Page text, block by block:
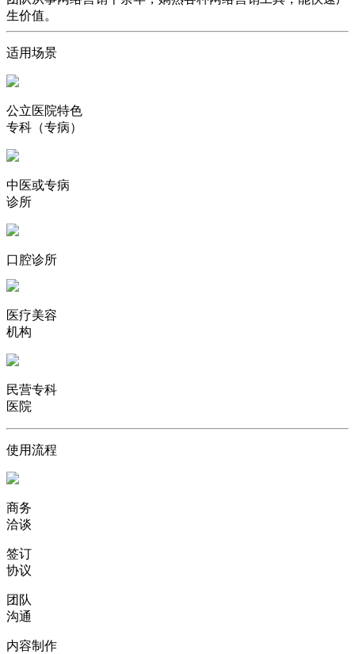
生价值。
适用场景
公立医院特色
专科（专病）
中医或专病
诊所
口腔诊所
医疗美容
机构
民营专科
医院
使用流程
商务
洽谈
签订
协议
团队
沟通
内容制作